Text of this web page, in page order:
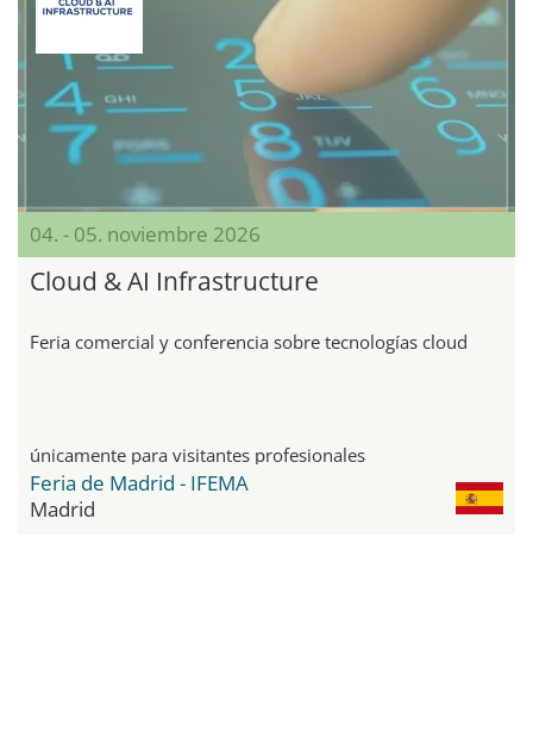
04. - 05. noviembre 2026
Cloud & AI Infrastructure
Feria comercial y conferencia sobre tecnologías cloud
únicamente para visitantes profesionales
Feria de Madrid - IFEMA
Madrid